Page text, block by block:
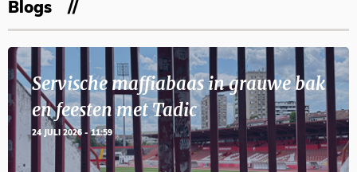
Blogs
Servische maffiabaas in grauwe bak
en feesten met Tadic
24 JULI 2026 - 11:59